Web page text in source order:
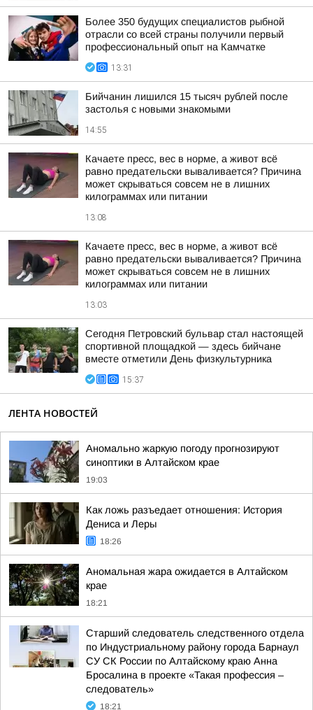
Более 350 будущих специалистов рыбной
отрасли со всей страны получили первый
профессиональный опыт на Камчатке
13:31
Бийчанин лишился 15 тысяч рублей после
застолья с новыми знакомыми
14:55
Качаете пресс, вес в норме, а живот всё
равно предательски вываливается? Причина
может скрываться совсем не в лишних
килограммах или питании
13:08
Качаете пресс, вес в норме, а живот всё
равно предательски вываливается? Причина
может скрываться совсем не в лишних
килограммах или питании
13:03
Сегодня Петровский бульвар стал настоящей
спортивной площадкой — здесь бийчане
вместе отметили День физкультурника
15:37
ЛЕНТА НОВОСТЕЙ
Аномально жаркую погоду прогнозируют
синоптики в Алтайском крае
19:03
Как ложь разъедает отношения: История
Дениса и Леры
18:26
Аномальная жара ожидается в Алтайском
крае
18:21
Старший следователь следственного отдела
по Индустриальному району города Барнаул
СУ СК России по Алтайскому краю Анна
Бросалина в проекте «Такая профессия –
следователь»
18:21